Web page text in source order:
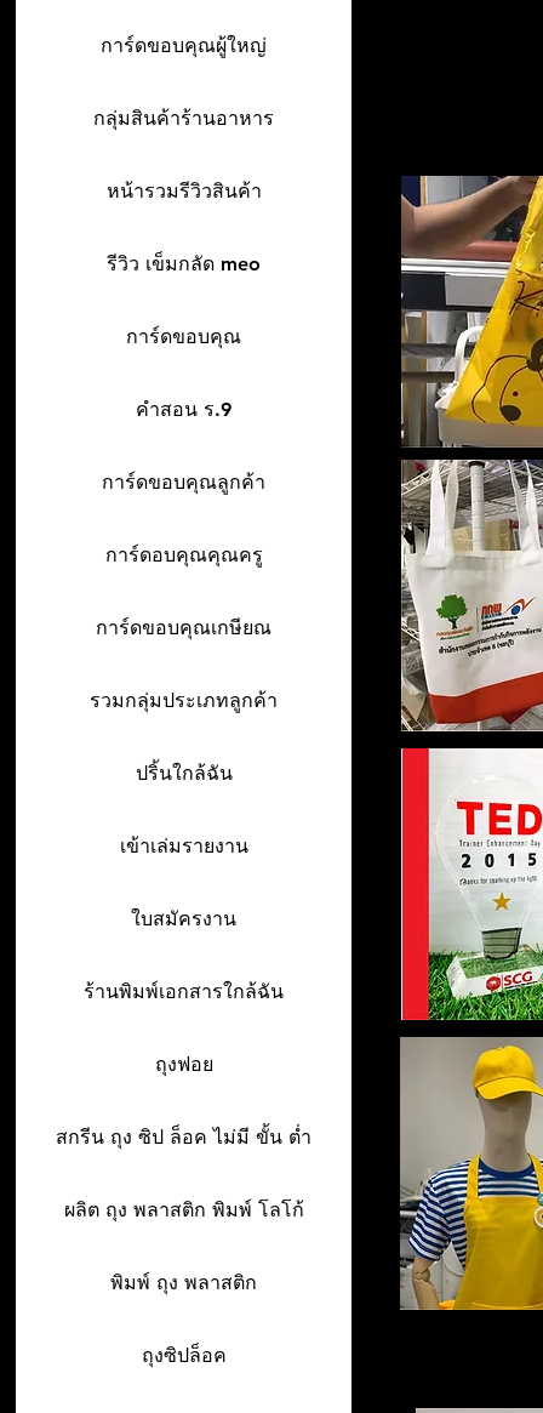
การ์ดขอบคุณผู้ใหญ่
กลุ่มสินค้าร้านอาหาร
หน้ารวมรีวิวสินค้า
รีวิว เข็มกลัด meo
การ์ดขอบคุณ
คำสอน ร.9
การ์ดขอบคุณลูกค้า
การ์ดอบคุณคุณครู
การ์ดขอบคุณเกษียณ
รวมกลุ่มประเภทลูกค้า
ปริ้นใกล้ฉัน
เข้าเล่มรายงาน
ใบสมัครงาน
ร้านพิมพ์เอกสารใกล้ฉัน
ถุงฟอย
สกรีน ถุง ซิป ล็อค ไม่มี ขั้น ต่ำ
ผลิต ถุง พลาสติก พิมพ์ โลโก้
พิมพ์ ถุง พลาสติก
ถุงซิปล็อค